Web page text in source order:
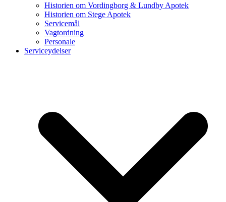
Historien om Vordingborg & Lundby Apotek
Historien om Stege Apotek
Servicemål
Vagtordning
Personale
Serviceydelser